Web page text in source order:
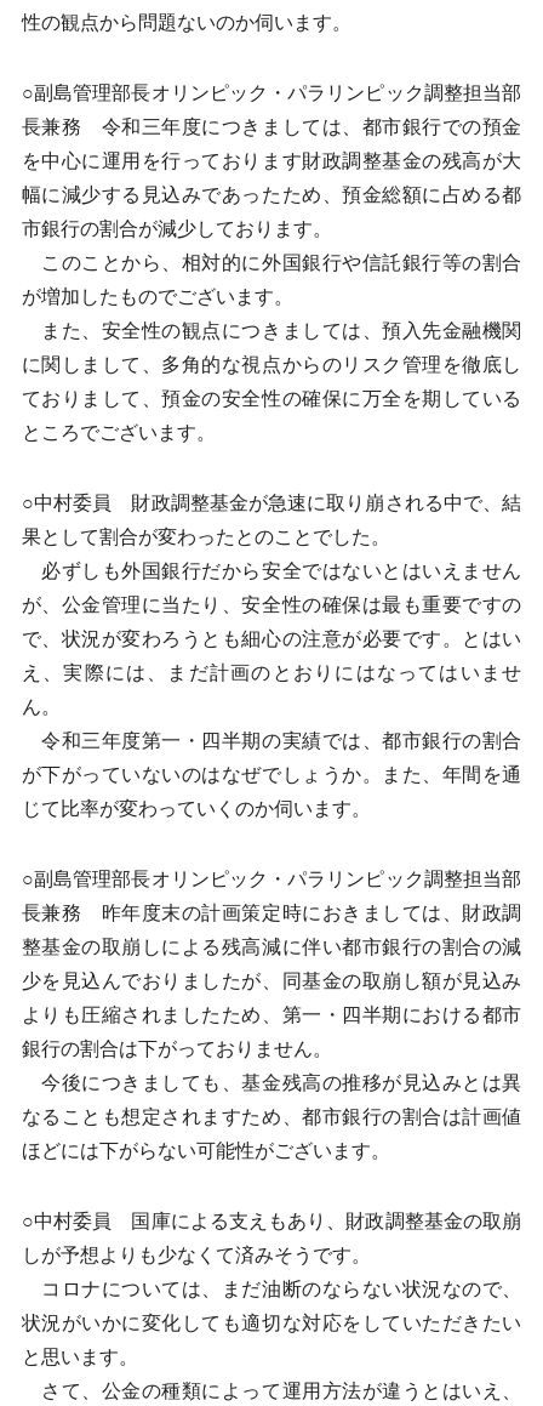
性の観点から問題ないのか伺います。
○副島管理部長オリンピック・パラリンピック調整担当部
長兼務 令和三年度につきましては、都市銀行での預金
を中心に運用を行っております財政調整基金の残高が大
幅に減少する見込みであったため、預金総額に占める都
市銀行の割合が減少しております。
このことから、相対的に外国銀行や信託銀行等の割合
が増加したものでございます。
また、安全性の観点につきましては、預入先金融機関
に関しまして、多角的な視点からのリスク管理を徹底し
ておりまして、預金の安全性の確保に万全を期している
ところでございます。
○中村委員 財政調整基金が急速に取り崩される中で、結
果として割合が変わったとのことでした。
必ずしも外国銀行だから安全ではないとはいえません
が、公金管理に当たり、安全性の確保は最も重要ですの
で、状況が変わろうとも細心の注意が必要です。とはい
え、実際には、まだ計画のとおりにはなってはいませ
ん。
令和三年度第一・四半期の実績では、都市銀行の割合
が下がっていないのはなぜでしょうか。また、年間を通
じて比率が変わっていくのか伺います。
○副島管理部長オリンピック・パラリンピック調整担当部
長兼務 昨年度末の計画策定時におきましては、財政調
整基金の取崩しによる残高減に伴い都市銀行の割合の減
少を見込んでおりましたが、同基金の取崩し額が見込み
よりも圧縮されましたため、第一・四半期における都市
銀行の割合は下がっておりません。
今後につきましても、基金残高の推移が見込みとは異
なることも想定されますため、都市銀行の割合は計画値
ほどには下がらない可能性がございます。
○中村委員 国庫による支えもあり、財政調整基金の取崩
しが予想よりも少なくて済みそうです。
コロナについては、まだ油断のならない状況なので、
状況がいかに変化しても適切な対応をしていただきたい
と思います。
さて、公金の種類によって運用方法が違うとはいえ、